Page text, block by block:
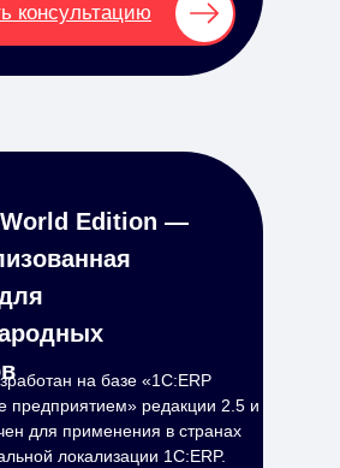
консультацию
на базе «1С:ERP
предприятием» редакции 2.5 и
для применения в странах
локализации 1С:ERP.
World Edition —